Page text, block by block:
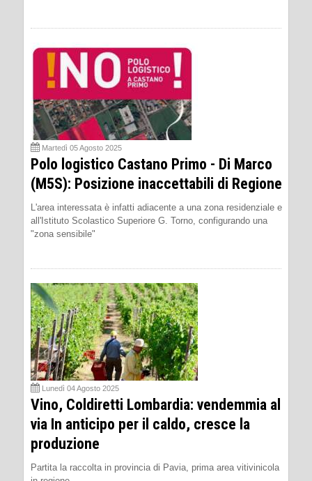
Martedì 05 Agosto 2025
Polo logistico Castano Primo - Di Marco
(M5S): Posizione inaccettabili di Regione
L'area interessata è infatti adiacente a una zona residenziale e
all'Istituto Scolastico Superiore G. Torno, configurando una
"zona sensibile"
Lunedì 04 Agosto 2025
Vino, Coldiretti Lombardia: vendemmia al
via In anticipo per il caldo, cresce la
produzione
Partita la raccolta in provincia di Pavia, prima area vitivinicola